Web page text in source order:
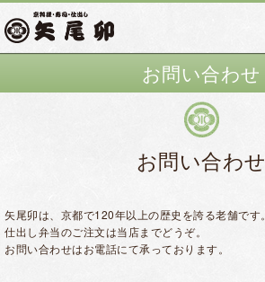
お問い合わせ
お問い合わせ
矢尾卯は、京都で120年以上の歴史を誇る老舗です。
仕出し弁当のご注文は当店までどうぞ。
お問い合わせはお電話にて承っております。